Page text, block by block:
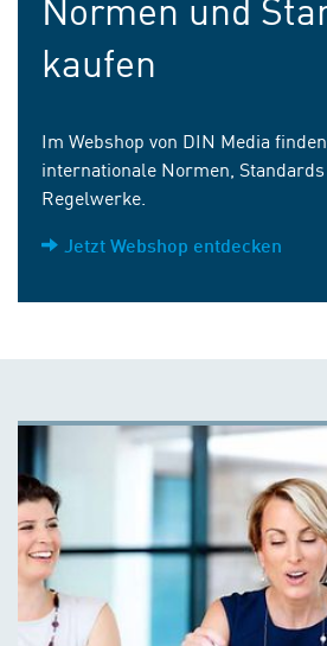
kaufen
Im Webshop von DIN Media
internationale Normen,
Regelwerke.
Jetzt Webshop entdecken